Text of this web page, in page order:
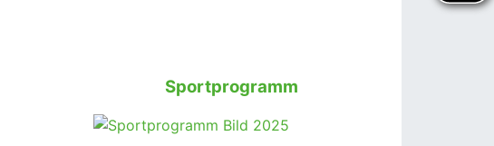
Sportprogramm